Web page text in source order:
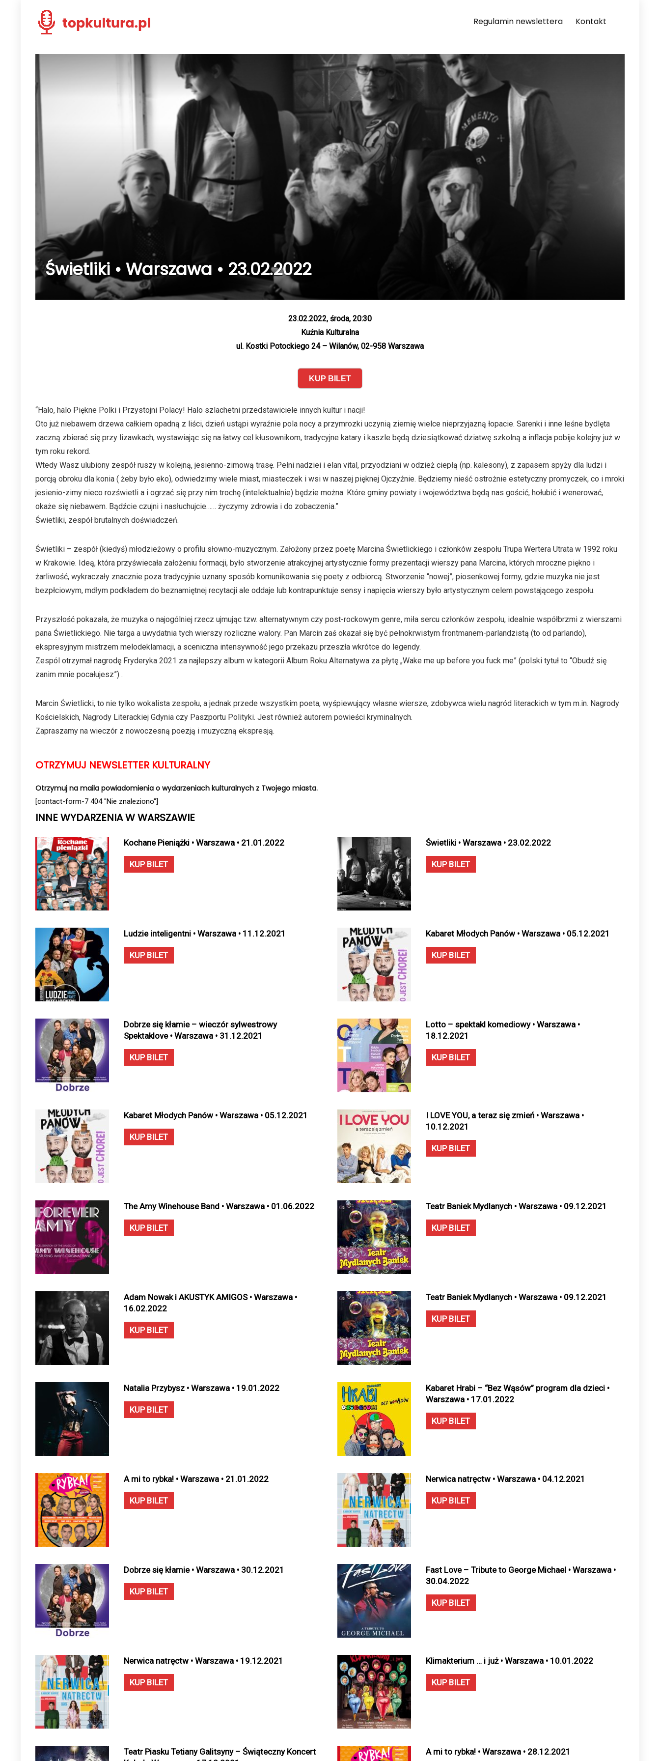
Regulamin newslettera Kontakt
Świetliki • Warszawa • 23.02.2022
23.02.2022, środa, 20:30
Kuźnia Kulturalna
ul. Kostki Potockiego 24 – Wilanów, 02-958 Warszawa
KUP BILET
“Halo, halo Piękne Polki i Przystojni Polacy! Halo szlachetni przedstawiciele innych kultur i nacji!
Oto już niebawem drzewa całkiem opadną z liści, dzień ustąpi wyraźnie pola nocy a przymrozki uczynią ziemię wielce nieprzyjazną łopacie. Sarenki i inne leśne bydlęta
zaczną zbierać się przy lizawkach, wystawiając się na łatwy cel kłusownikom, tradycyjne katary i kaszle będą dziesiątkować dziatwę szkolną a inflacja pobije kolejny już w
tym roku rekord.
Wtedy Wasz ulubiony zespół ruszy w kolejną, jesienno-zimową trasę. Pełni nadziei i elan vital, przyodziani w odzież ciepłą (np. kalesony), z zapasem spyży dla ludzi i
porcją obroku dla konia ( żeby było eko), odwiedzimy wiele miast, miasteczek i wsi w naszej pięknej Ojczyźnie. Będziemy nieść ostrożnie estetyczny promyczek, co i mroki
jesienio-zimy nieco rozświetli a i ogrzać się przy nim trochę (intelektualnie) będzie można. Które gminy powiaty i województwa będą nas gościć, hołubić i wenerować,
okaże się niebawem. Bądźcie czujni i nasłuchujcie…… życzymy zdrowia i do zobaczenia.”
Świetliki, zespół brutalnych doświadczeń.
Świetliki – zespół (kiedyś) młodzieżowy o profilu słowno-muzycznym. Założony przez poetę Marcina Świetlickiego i członków zespołu Trupa Wertera Utrata w 1992 roku
w Krakowie. Ideą, która przyświecała założeniu formacji, było stworzenie atrakcyjnej artystycznie formy prezentacji wierszy pana Marcina, których mroczne piękno i
żarliwość, wykraczały znacznie poza tradycyjnie uznany sposób komunikowania się poety z odbiorcą. Stworzenie “nowej”, piosenkowej formy, gdzie muzyka nie jest
bezpłciowym, mdłym podkładem do beznamiętnej recytacji ale oddaje lub kontrapunktuje sensy i napięcia wierszy było artystycznym celem powstającego zespołu.
Przyszłość pokazała, że muzyka o najogólniej rzecz ujmując tzw. alternatywnym czy post-rockowym genre, miła sercu członków zespołu, idealnie współbrzmi z wierszami
pana Świetlickiego. Nie targa a uwydatnia tych wierszy rozliczne walory. Pan Marcin zaś okazał się być pełnokrwistym frontmanem-parlandzistą (to od parlando),
ekspresyjnym mistrzem melodeklamacji, a sceniczna intensywność jego przekazu przeszła wkrótce do legendy.
Zespól otrzymał nagrodę Fryderyka 2021 za najlepszy album w kategorii Album Roku Alternatywa za płytę „Wake me up before you fuck me” (polski tytuł to “Obudź się
zanim mnie pocałujesz”) .
Marcin Świetlicki, to nie tylko wokalista zespołu, a jednak przede wszystkim poeta, wyśpiewujący własne wiersze, zdobywca wielu nagród literackich w tym m.in. Nagrody
Kościelskich, Nagrody Literackiej Gdynia czy Paszportu Polityki. Jest również autorem powieści kryminalnych.
Zapraszamy na wieczór z nowoczesną poezją i muzyczną ekspresją.
OTRZYMUJ NEWSLETTER KULTURALNY
Otrzymuj na maila powiadomienia o wydarzeniach kulturalnych z Twojego miasta.
[contact-form-7 404 "Nie znaleziono"]
INNE WYDARZENIA W WARSZAWIE
Kochane Pieniążki • Warszawa • 21.01.2022
KUP BILET
Świetliki • Warszawa • 23.02.2022
KUP BILET
Ludzie inteligentni • Warszawa • 11.12.2021
KUP BILET
Kabaret Młodych Panów • Warszawa • 05.12.2021
KUP BILET
Dobrze się kłamie – wieczór sylwestrowy
Spektaklove • Warszawa • 31.12.2021
KUP BILET
Lotto – spektakl komediowy • Warszawa •
18.12.2021
KUP BILET
Kabaret Młodych Panów • Warszawa • 05.12.2021
KUP BILET
I LOVE YOU, a teraz się zmień • Warszawa •
10.12.2021
KUP BILET
The Amy Winehouse Band • Warszawa • 01.06.2022
KUP BILET
Teatr Baniek Mydlanych • Warszawa • 09.12.2021
KUP BILET
Adam Nowak i AKUSTYK AMIGOS • Warszawa •
16.02.2022
KUP BILET
Teatr Baniek Mydlanych • Warszawa • 09.12.2021
KUP BILET
Natalia Przybysz • Warszawa • 19.01.2022
KUP BILET
Kabaret Hrabi – “Bez Wąsów” program dla dzieci •
Warszawa • 17.01.2022
KUP BILET
A mi to rybka! • Warszawa • 21.01.2022
KUP BILET
Nerwica natręctw • Warszawa • 04.12.2021
KUP BILET
Dobrze się kłamie • Warszawa • 30.12.2021
KUP BILET
Fast Love – Tribute to George Michael • Warszawa •
30.04.2022
KUP BILET
Nerwica natręctw • Warszawa • 19.12.2021
KUP BILET
Klimakterium … i już • Warszawa • 10.01.2022
KUP BILET
Teatr Piasku Tetiany Galitsyny – Świąteczny Koncert
A mi to rybka! • Warszawa • 28.12.2021